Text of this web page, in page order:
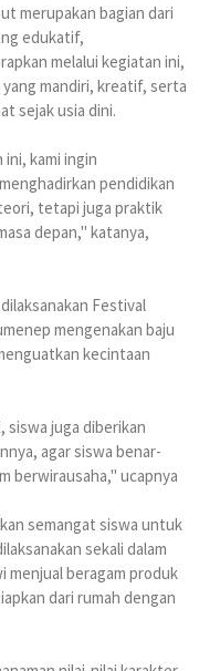
merupakan bagian dari
edukatif,
melalui kegiatan ini,
mandiri, kreatif, serta
sejak usia dini.
kami ingin
pendidikan
tetapi juga praktik
depan," katanya,
Festival
mengenakan baju
kecintaan
siswa juga diberikan
agar siswa benar-
berwirausaha," ucapnya
semangat siswa untuk
sekali dalam
beragam produk
dari rumah dengan